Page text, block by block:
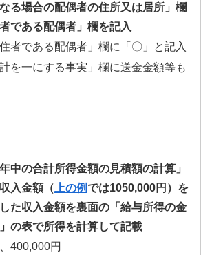
る場合の配偶者の住所又は居所」欄
である配偶者」欄を記入
者である配偶者」欄に「〇」と記入
を一にする事実」欄に送金金額等も
中の合計所得金額の見積額の計算」
入金額（ 上の例では1050,000円）を
た収入金額を裏面の「給与所得の金
の表で所得を計算して記載
400,000円